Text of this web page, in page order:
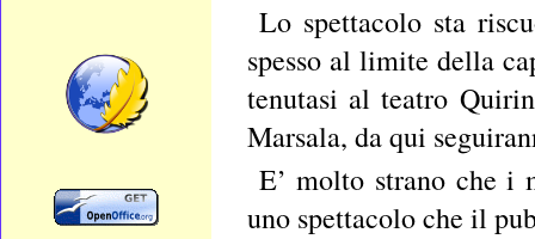
Lo spettacolo sta
spesso al limite della
tenutasi al teatro
Marsala, da qui
E’ molto strano che i
uno spettacolo che il